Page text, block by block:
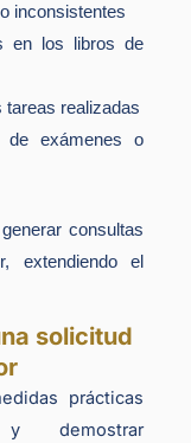
inconsistentes
en los libros de
tareas realizadas
de exámenes o
consultas
extendiendo el
solicitud
prácticas
demostrar